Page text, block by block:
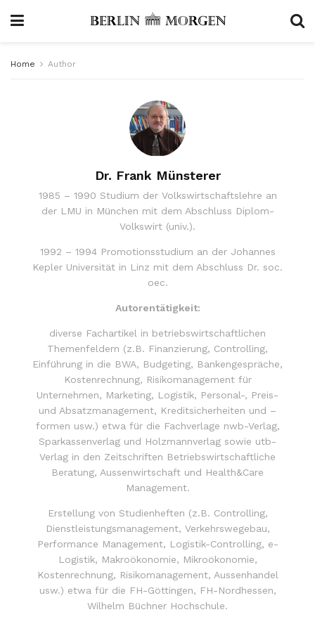
Home Author
Dr. Frank Münsterer
1985 – 1990 Studium der Volkswirtschaftslehre an
der LMU in München mit dem Abschluss Diplom-
Volkswirt (univ.).
1992 – 1994 Promotionsstudium an der Johannes
Kepler Universität in Linz mit dem Abschluss Dr. soc.
oec.
Autorentätigkeit:
diverse Fachartikel in betriebswirtschaftlichen
Themenfeldern (z.B. Finanzierung, Controlling,
Einführung in die BWA, Budgeting, Bankengespräche,
Kostenrechnung, Risikomanagement für
Unternehmen, Marketing, Logistik, Personal-, Preis-
und Absatzmanagement, Kreditsicherheiten und –
formen usw.) etwa für die Fachverlage nwb-Verlag,
Sparkassenverlag und Holzmannverlag sowie utb-
Verlag in den Zeitschriften Betriebswirtschaftliche
Beratung, Aussenwirtschaft und Health&Care
Management.
Erstellung von Studienheften (z.B. Controlling,
Dienstleistungsmanagement, Verkehrswegebau,
Performance Management, Logistik-Controlling, e-
Logistik, Makroökonomie, Mikroökonomie,
Kostenrechnung, Risikomanagement, Aussenhandel
usw.) etwa für die FH-Göttingen, FH-Nordhessen,
Wilhelm Büchner Hochschule.